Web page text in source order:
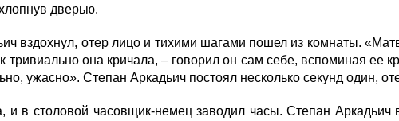
дверью.
вздохнул, отер лицо и тихими шагами пошел из комнаты.
тривиально она кричала, – говорил он сам себе, вспоминая
ужасно». Степан Аркадьич постоял несколько секунд один,
в столовой часовщик-немец заводил часы. Степан